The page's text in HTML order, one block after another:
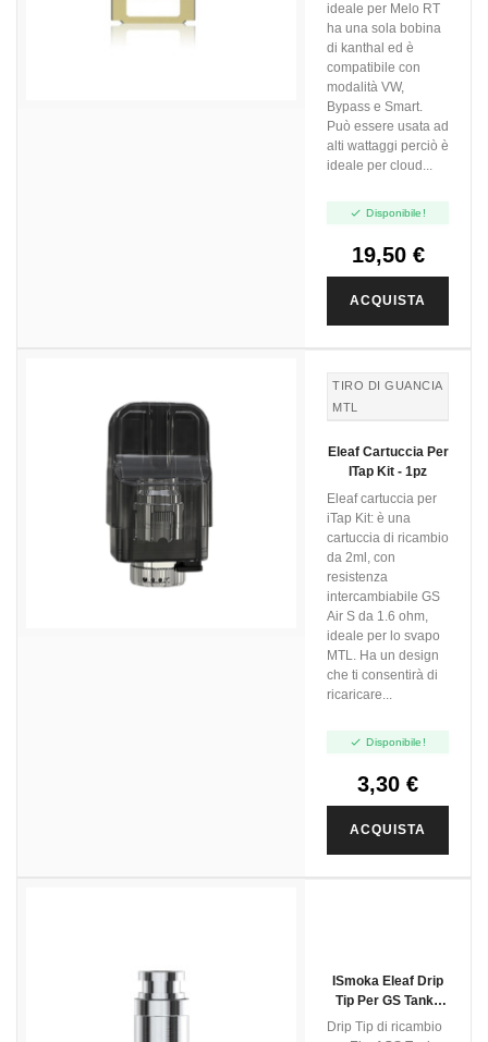
ideale per Melo RT
ha una sola bobina
di kanthal ed è
compatibile con
modalità VW,
Bypass e Smart.
Può essere usata ad
alti wattaggi perciò è
ideale per cloud...
 Disponibile!
19,50 €
ACQUISTA
TIRO DI GUANCIA
MTL
MTL
Eleaf Cartuccia Per
ITap Kit - 1pz
Eleaf cartuccia per
iTap Kit: è una
cartuccia di ricambio
da 2ml, con
resistenza
intercambiabile GS
Air S da 1.6 ohm,
ideale per lo svapo
MTL. Ha un design
che ti consentirà di
ricaricare...
 Disponibile!
3,30 €
ACQUISTA
ISmoka Eleaf Drip
Tip Per GS Tank -
5pz
Drip Tip di ricambio